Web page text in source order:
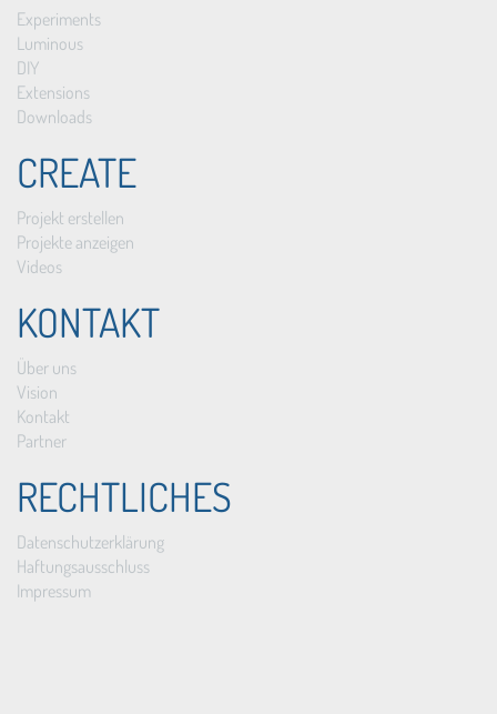
Experiments
Luminous
DIY
Extensions
Downloads
CREATE
Projekt erstellen
Projekte anzeigen
Videos
KONTAKT
Über uns
Vision
Kontakt
Partner
RECHTLICHES
Datenschutzerklärung
Haftungsausschluss
Impressum